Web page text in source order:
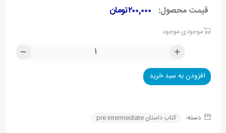
قیمت محصول: تومان۲۰۰,۰۰۰
موجودی:موجود
افزودن به سبد خرید
دسته: کتاب داستان pre intermediate